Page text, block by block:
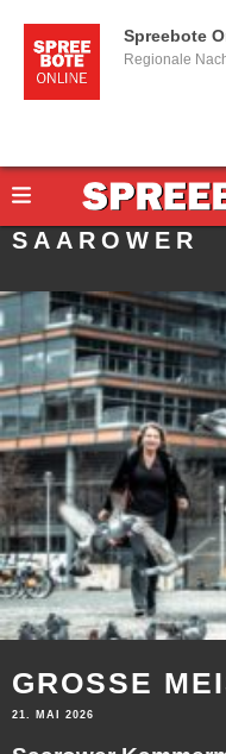
Spreebote
Regionale
SAAROWER
GROSSE
21. MAI 2026